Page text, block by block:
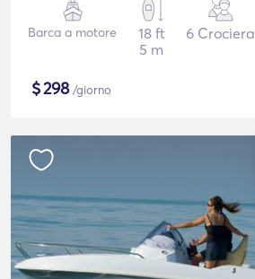
Barca a motore
18 ft
5 m
6 Crociera
$298/giorno